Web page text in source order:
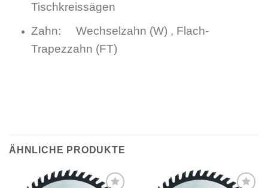
Tischkreissägen
Zahn: Wechselzahn (W) , Flach-
Trapezzahn (FT)
ÄHNLICHE PRODUKTE